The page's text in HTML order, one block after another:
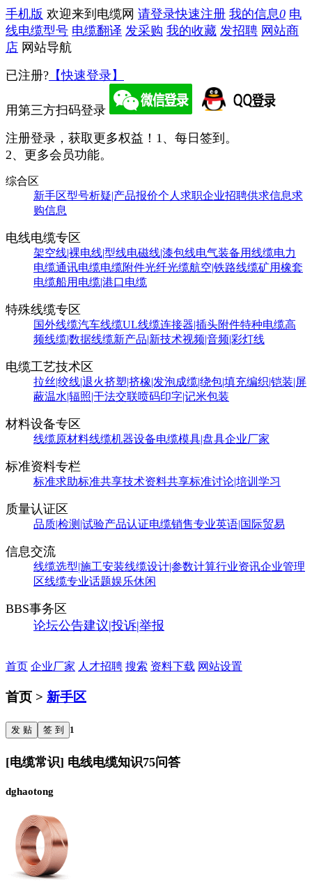
手机版 欢迎来到电缆网 请登录快速注册 我的信息0 电
线电缆型号 电缆翻译 发采购 我的收藏 发招聘 网站商
店 网站导航
已注册? 【快速登录】
用第三方扫码登录
注册登录，获取更多权益！ 1、每日签到。
2、更多会员功能。
综合区
新手区型号析疑|产品报价个人求职企业招聘供求信息求
购信息
电线电缆专区
架空线|裸电线|型线电磁线|漆包线电气装备用线缆电力
电缆通讯电缆电缆附件光纤光缆航空|铁路线缆矿用橡套
电缆船用电缆|港口电缆
特殊线缆专区
国外线缆汽车线缆UL线缆连接器|插头附件特种电缆高
频线缆|数据线缆新产品|新技术视频|音频|彩灯线
电缆工艺技术区
拉丝|绞线|退火挤塑|挤橡|发泡成缆|绕包|填充编织|铠装|屏
蔽温水|辐照|干法交联喷码印字|记米包装
材料设备专区
线缆原材料线缆机器设备电缆模具|盘具企业厂家
标准资料专栏
标准求助标准共享技术资料共享标准讨论|培训学习
质量认证区
品质|检测|试验产品认证电缆销售专业英语|国际贸易
信息交流
线缆选型|施工安装线缆设计|参数计算行业资讯企业管理
区线缆专业话题娱乐休闲
BBS事务区
论坛公告建议|投诉|举报
首页 企业厂家 人才招聘 搜索 资料下载 网站设置
首页 > 新手区
发 贴 签 到 1
[电缆常识] 电线电缆知识75问答
dghaotong